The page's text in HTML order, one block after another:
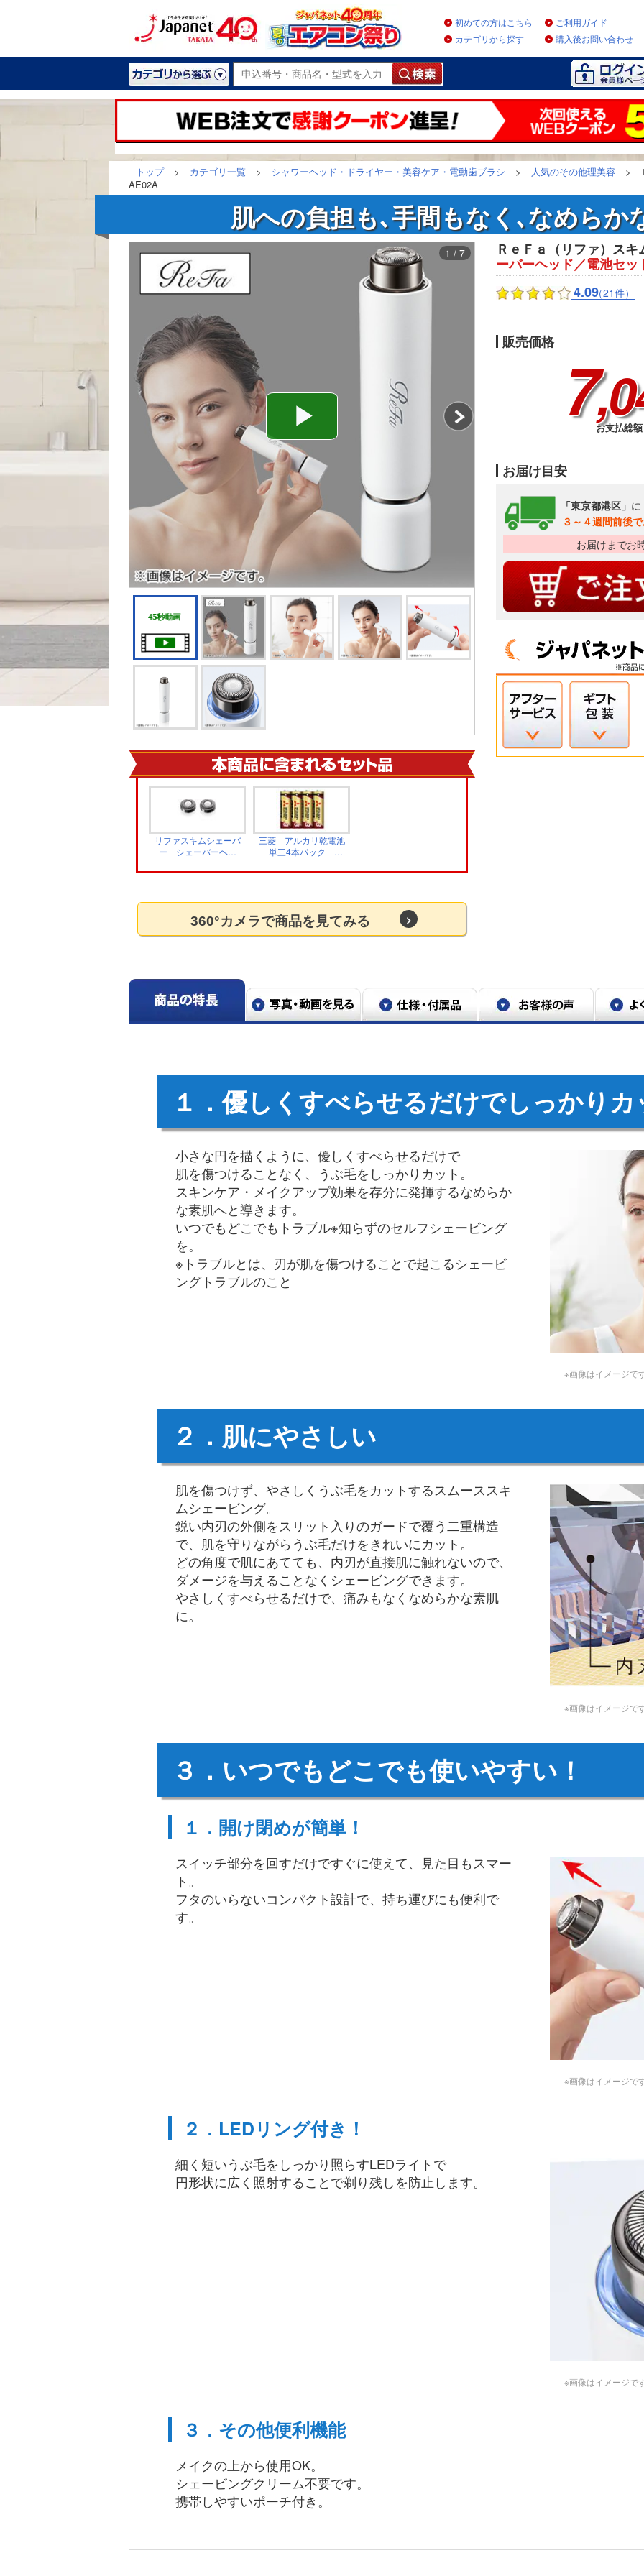
初めての方はこちら
ご利用ガイド
カテゴリから探す
購入後お問い合わせ
トップ > カテゴリ一覧 > シャワーヘッド・ドライヤー・美容ケア・電動歯ブラシ > 人気のその他理美容 >
AE02A
肌への負担も､手間もなく､なめらか
1 / 7
45秒動画
リファスキムシェーバ
ー シェーバーヘッ
AB00A
三菱 アルカリ乾電池
単三4本パック
360°カメラで商品を見てみる
ＲｅＦａ（リファ）ス
ーバーヘッド／電池セッ
4.09（21件）
販売価格
7お支払総
お届け目安
「東京都港区」 に
３～４週間前後
お届けまでお
１．優しくすべらせるだけでしっかり
小さな円を描くように、優しくすべらせるだけで
肌を傷つけることなく、うぶ毛をしっかりカット。
スキンケア・メイクアップ効果を存分に発揮するなめらか
な素肌へと導きます。
いつでもどこでもトラブル※知らずのセルフシェービング
を。
※トラブルとは、刃が肌を傷つけることで起こるシェービ
ングトラブルのこと
※画像はイメージで
２．肌にやさしい
肌を傷つけず、やさしくうぶ毛をカットするスムーススキ
ムシェービング。
鋭い内刃の外側をスリット入りのガードで覆う二重構造
で、肌を守りながらうぶ毛だけをきれいにカット。
どの角度で肌にあてても、内刃が直接肌に触れないので、
ダメージを与えることなくシェービングできます。
やさしくすべらせるだけで、痛みもなくなめらかな素肌
に。
※画像はイメージで
３．いつでもどこでも使いやすい！
１．開け閉めが簡単！
スイッチ部分を回すだけですぐに使えて、見た目もスマー
ト。
フタのいらないコンパクト設計で、持ち運びにも便利で
す。
※画像はイメージで
２．LEDリング付き！
細く短いうぶ毛をしっかり照らすLEDライトで
円形状に広く照射することで剃り残しを防止します。
※画像はイメージで
３．その他便利機能
メイクの上から使用OK。
シェービングクリーム不要です。
携帯しやすいポーチ付き。